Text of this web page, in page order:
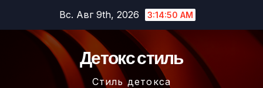
содержимому
Вс. Авг 9th, 2026 3:14:51 AM
Детокс стиль
Стиль детокса